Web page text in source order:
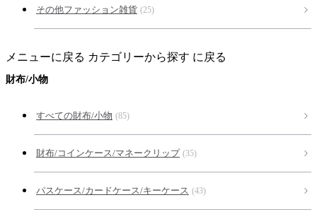
その他ファッション雑貨 (25)
メニューに戻る カテゴリーから探す に戻る
財布/小物
すべての財布/小物 (85)
財布/コインケース/マネークリップ (35)
パスケース/カードケース/キーケース (43)